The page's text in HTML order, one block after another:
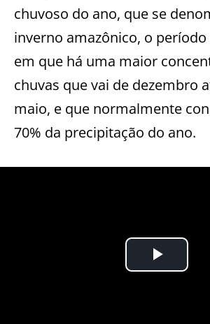
chuvoso do ano, que se
inverno amazônico, o
em que há uma maior
chuvas que vai de dezembro
maio, e que normalmente
70% da precipitação do ano.